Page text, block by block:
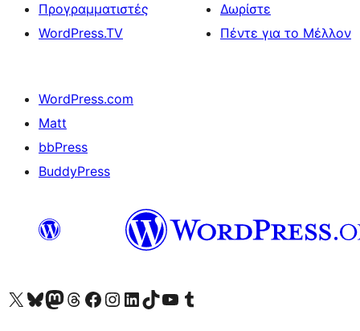
Προγραμματιστές
WordPress.TV
Δωρίστε
Πέντε για το Μέλλον
WordPress.com
Matt
bbPress
BuddyPress
Visit our X (formerly Twitter) account
Visit our Bluesky account
Επισκεφθείτε τον λογαριασμό μας στο Mastodon
Visit our Threads account
Επισκεφτείτε τη σελίδα μας στο Facebook
Επισκεφθείτε τον λογαριασμό μας Instagram
Επισκεφθείτε τον λογαριασμό μας LinkedIn
Visit our TikTok account
Visit our YouTube channel
Visit our Tumblr account